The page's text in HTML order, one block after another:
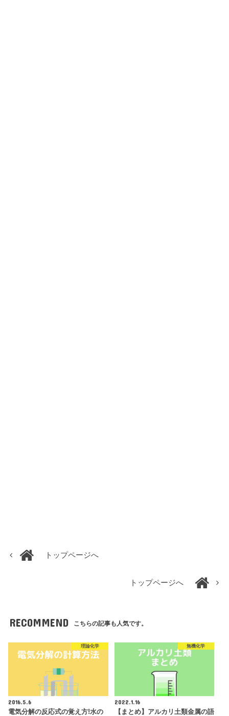
トップページへ
トップページへ
RECOMMEND こちらの記事も人気です。
理論化学
2016.5.6
電気分解の反応式の覚え方!水の
無機化学
2022.1.16
【まとめ】アルカリ土類金属の語